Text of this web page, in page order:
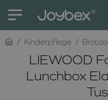
LIEWOOD
Lunchbox
homeKinderpflege